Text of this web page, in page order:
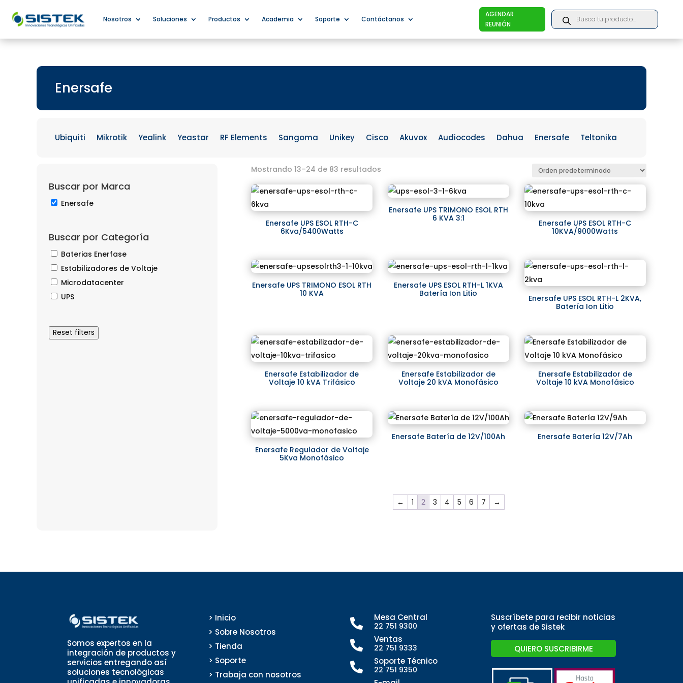
Nosotros Soluciones Productos Academia Soporte Contáctanos
AGENDAR
REUNIÓN
Products
search
Enersafe
Ubiquiti Mikrotik Yealink Yeastar RF Elements Sangoma Unikey Cisco Akuvox Audiocodes Dahua Enersafe Teltonika
Buscar por Marca
Enersafe
Buscar por Categoría
Baterias Enerfase
Estabilizadores de Voltaje
Microdatacenter
UPS
Reset filters
Mostrando 13–24 de 83 resultados
Enersafe UPS ESOL RTH-C
6Kva/5400Watts
Enersafe UPS TRIMONO ESOL RTH
6 KVA 3:1
Enersafe UPS ESOL RTH-C
10KVA/9000Watts
Enersafe UPS TRIMONO ESOL RTH
10 KVA
Enersafe UPS ESOL RTH-L 1KVA
Batería Ion Litio
Enersafe UPS ESOL RTH-L 2KVA,
Batería Ion Litio
Enersafe Estabilizador de
Voltaje 10 kVA Trifásico
Enersafe Estabilizador de
Voltaje 20 kVA Monofásico
Enersafe Estabilizador de
Voltaje 10 kVA Monofásico
Enersafe Regulador de Voltaje
5Kva Monofásico
Enersafe Batería de 12V/100Ah Enersafe Batería 12V/7Ah
← 1 2 3 4 5 6 7 →
Somos expertos en la
integración de productos y
servicios entregando así
soluciones tecnológicas
> Inicio
> Sobre Nosotros
> Tienda
> Soporte
> Trabaja con nosotros
 Mesa Central
22 751 9300
 Ventas
22 751 9333
 Soporte Técnico
22 751 9350
Suscríbete para recibir noticias
y ofertas de Sistek
QUIERO SUSCRIBIRME